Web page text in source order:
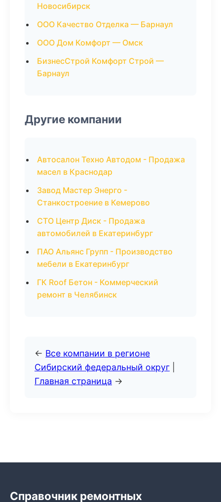
Новосибирск
ООО Качество Отделка — Барнаул
ООО Дом Комфорт — Омск
БизнесСтрой Комфорт Строй —
Барнаул
Другие компании
Автосалон Техно Автодом - Продажа
масел в Краснодар
Завод Мастер Энерго -
Станкостроение в Кемерово
СТО Центр Диск - Продажа
автомобилей в Екатеринбург
ПАО Альянс Групп - Производство
мебели в Екатеринбург
ГК Roof Бетон - Коммерческий
ремонт в Челябинск
← Все компании в регионе
Сибирский федеральный округ
Главная страница →
Справочник ремонтных